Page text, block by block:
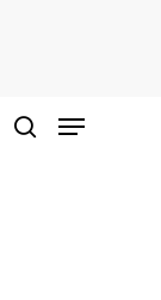
Menu